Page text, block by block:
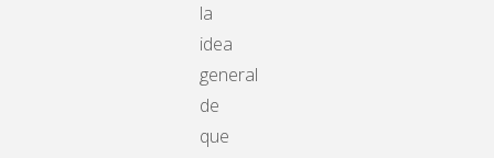
la
idea
general
de
que